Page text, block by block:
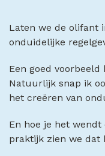
Laten we de olifant
onduidelijke
Een goed
Natuurlijk snap ik
het creëren van
En hoe je het
praktijk zien we dat